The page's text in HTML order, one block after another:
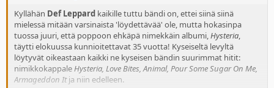
Kyllähän Def Leppard kaikille tuttu bändi on, ettei siinä siinä
mielessä mitään varsinaista 'löydettävää' ole, mutta hokasinpa
tuossa juuri, että poppoon ehkäpä nimekkäin albumi,Hysteria,
täytti elokuussa kunnioitettavat 35 vuotta! Kyseiseltä levyltä
löytyvät oikeastaan kaikki ne kyseisen bändin suurimmat hitit:
nimikkokappaleHysteria, Love Bites, Animal, Pour Some Sugar On Me,
Armageddon Itja niin edelleen.